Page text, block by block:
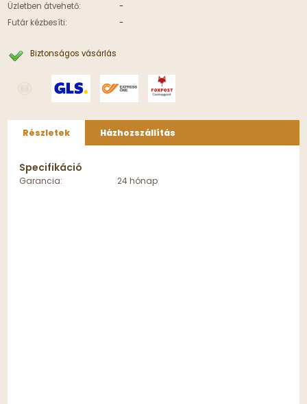
Üzletben átvehető:
-
Futár kézbesíti:
-
Biztonságos vásárlás
Részletek Házhozszállítás
Specifikáció
Garancia: 24 hónap